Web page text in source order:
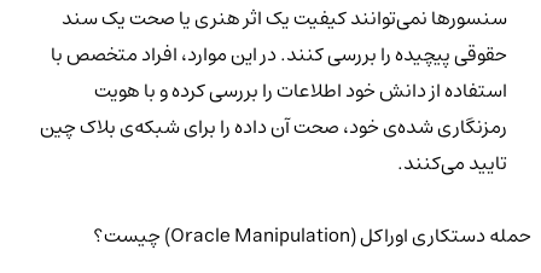
سنسورها نمی‌توانند کیفیت یک اثر هنری یا صحت یک سند
حقوقی پیچیده را بررسی کنند. در این موارد، افراد متخصص با
استفاده از دانش خود اطلاعات را بررسی کرده و با هویت
رمزنگاری شده‌ی خود، صحت آن داده را برای شبکه‌ی بلاک چین
تایید می‌کنند.
حمله دستکاری اوراکل (Oracle Manipulation) چیست؟